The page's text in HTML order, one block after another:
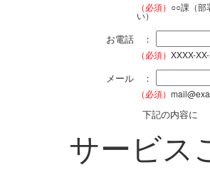
（必須） ○○課（部
い）
お電話 ：
（必須） XXXX-
メール ：
（必須）
下記の内容に
サービス